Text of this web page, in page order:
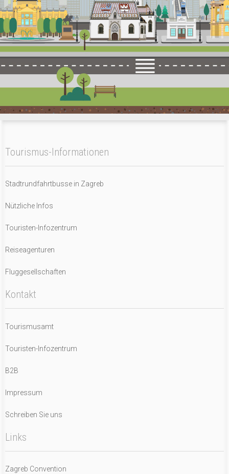
Tourismus-Informationen
Stadtrundfahrtbusse in Zagreb
Nützliche Infos
Touristen-Infozentrum
Reiseagenturen
Fluggesellschaften
Kontakt
Tourismusamt
Touristen-Infozentrum
B2B
Impressum
Schreiben Sie uns
Links
Zagreb Convention